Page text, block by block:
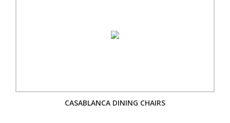
CASABLANCA DINING CHAIRS